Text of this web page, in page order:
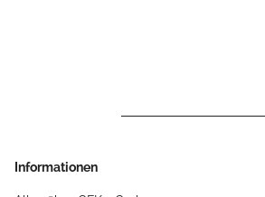
Informationen